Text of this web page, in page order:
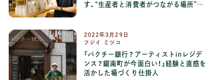
す、“生産者と消費者がつながる場所”と
2022年3 月 29 日
フジイ ミツコ
「パクチー銀行？アーティストinレジデ
ンス？鋸南町が今面白い！」経験と直感を
活かした場づくり仕掛人